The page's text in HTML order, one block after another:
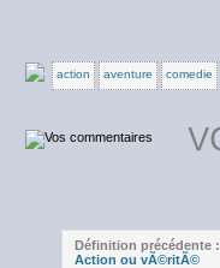
action aventure comedie
Définition précédente :
Action ou vÃ©ritÃ©